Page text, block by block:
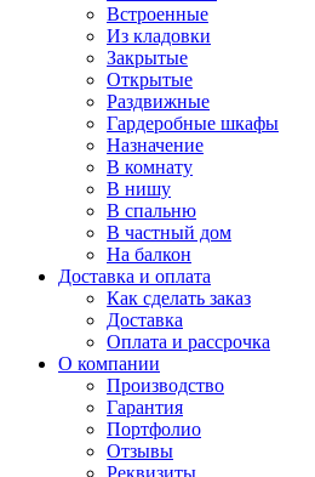
Встроенные
Из кладовки
Закрытые
Открытые
Раздвижные
Гардеробные шкафы
Назначение
В комнату
В нишу
В спальню
В частный дом
На балкон
Доставка и оплата
Как сделать заказ
Доставка
Оплата и рассрочка
О компании
Производство
Гарантия
Портфолио
Отзывы
Реквизиты